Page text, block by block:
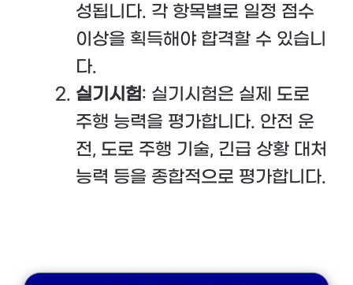
성됩니다. 각 항목별로 일정 점수
이상을 획득해야 합격할 수 있습니
다.
실기시험: 실기시험은 실제 도로
주행 능력을 평가합니다. 안전 운
전, 도로 주행 기술, 긴급 상황 대처
능력 등을 종합적으로 평가합니다.